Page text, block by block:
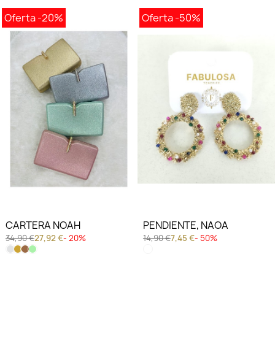
Oferta-20%
CARTERA NOAH
34,90 €27,92 €- 20%
Oferta-50%
PENDIENTE, NAOA
14,90 €7,45 €- 50%